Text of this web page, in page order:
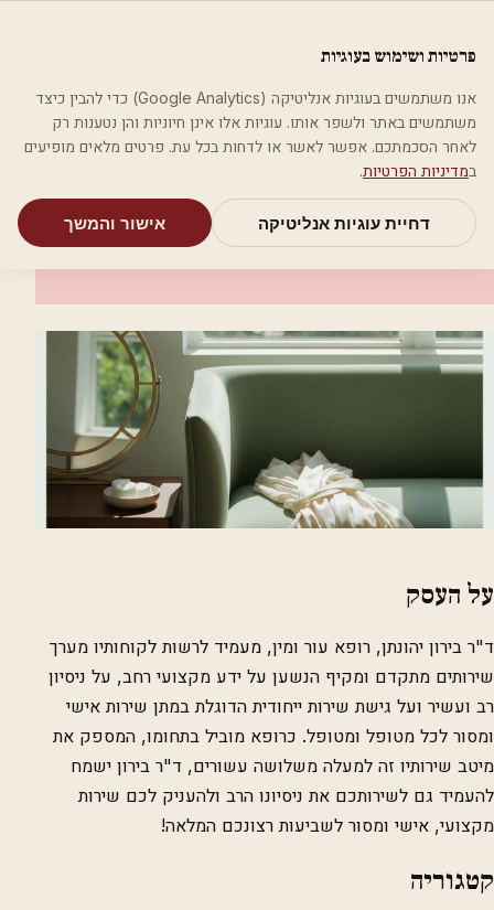
מאמריםקטגוריותחיפושאודות
בית קטגוריות רופאי עור ומין ד"ר בירון יהונתן
רופאי עור ומין
ד"ר בירון יהונתן
על העסק
ד"ר בירון יהונתן, רופא עור ומין, מעמיד לרשות לקוחותיו מערך
שירותים מתקדם ומקיף הנשען על ידע מקצועי רחב, על ניסיון
רב ועשיר ועל גישת שירות ייחודית הדוגלת במתן שירות אישי
ומסור לכל מטופל ומטופל. כרופא מוביל בתחומו, המספק את
מיטב שירותיו זה למעלה משלושה עשורים, ד"ר בירון ישמח
להעמיד גם לשירותכם את ניסיונו הרב ולהעניק לכם שירות
מקצועי, אישי ומסור לשביעות רצונכם המלאה!
קטגוריה
פרטיות ושימוש בעוגיות
אנו משתמשים בעוגיות אנליטיקה (Google Analytics) כדי להבין כיצד
משתמשים באתר ולשפר אותו. עוגיות אלו אינן חיוניות והן נטענות רק
לאחר הסכמתכם. אפשר לאשר או לדחות בכל עת. פרטים מלאים מופיעים
במדיניות הפרטיות.
דחיית עוגיות אנליטיקה אישור והמשך